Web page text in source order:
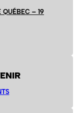
QUÉBEC – 19